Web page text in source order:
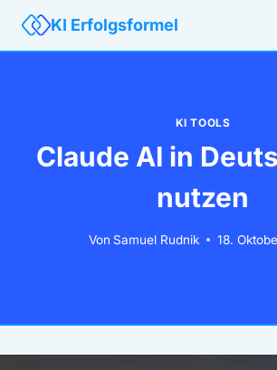
Zum
Inhalt
KI Erfolgsformel
KI TOOLS
Claude AI in
nutzen
Von Samuel Rudnik 18.